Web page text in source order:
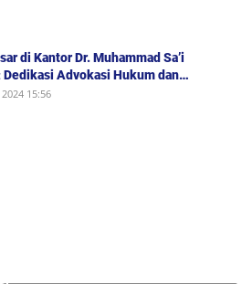
di Kantor Dr. Muhammad Sa’i
Dedikasi Advokasi Hukum dan
Penuh untuk Bobby-Surya di Pilgub
15:56
Rismon Sianipar Tunjukkan